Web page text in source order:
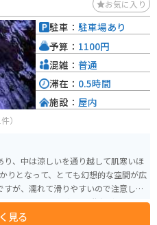
眺めながらのツーリングの休憩地点
たを拠点に、周辺の観光スポットを
お気に入り
）
、中は涼しいを通り越して肌寒いほ
りとなって、とても幻想的な空間が広
が、濡れて滑りやすいので注意して
つかります。途中急な階段があり、
見る
駐車： 駐車場あり
予算： 1100円
混雑： 普通
滞在： 0.5時間
施設： 屋内